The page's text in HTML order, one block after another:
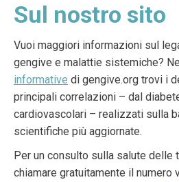
Sul nostro sito
Vuoi maggiori informazioni sul
gengive e malattie sistemiche?
informative di gengive.org trovi i
principali correlazioni – dal
cardiovascolari – realizzati sulla
scientifiche più aggiornate.
Per un consulto sulla salute delle
chiamare gratuitamente il numero